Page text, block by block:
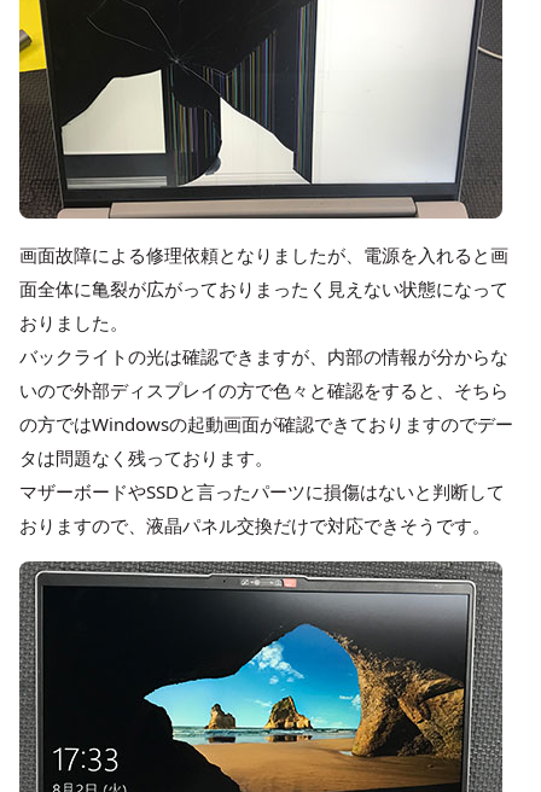
画面故障による修理依頼となりましたが、電源を入れると画
面全体に亀裂が広がっておりまったく見えない状態になって
おりました。
バックライトの光は確認できますが、内部の情報が分からな
いので外部ディスプレイの方で色々と確認をすると、そちら
の方ではWindowsの起動画面が確認できておりますのでデー
タは問題なく残っております。
マザーボードやSSDと言ったパーツに損傷はないと判断して
おりますので、液晶パネル交換だけで対応できそうです。